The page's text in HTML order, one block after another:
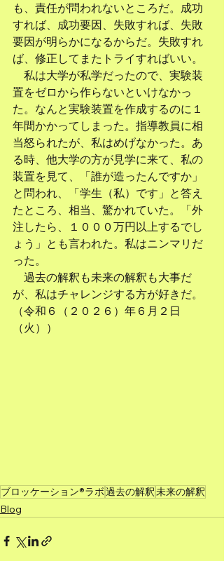
も、責任が問われないところだ。成功
すれば、成功要因、失敗すれば、失敗
要因が明らかになるからだ。失敗すれ
ば、修正してまたトライすればいい。
私は大学が私学だったので、実験装
置をゼロから作らないといけなかっ
た。なんと実験装置を作成するのに１
年間かかってしまった。指導教員に相
当怒られたが、私はめげなかった。あ
る時、他大学の方が見学に来て、私の
装置を見て、「誰が造ったんですか」
と問われ、「学生（私）です」と答え
たところ、相当、驚かれていた。「外
注したら、１０００万円以上するでし
ょう」とも言われた。私はニンマリだ
った。
過去の解釈も未来の解釈も大事だ
が、私はチャレンジする方が好きだ。
（令和６（２０２６）年６月２日
（火））
ブロッケーション®ラボ過去の解釈未来の解釈
Blog